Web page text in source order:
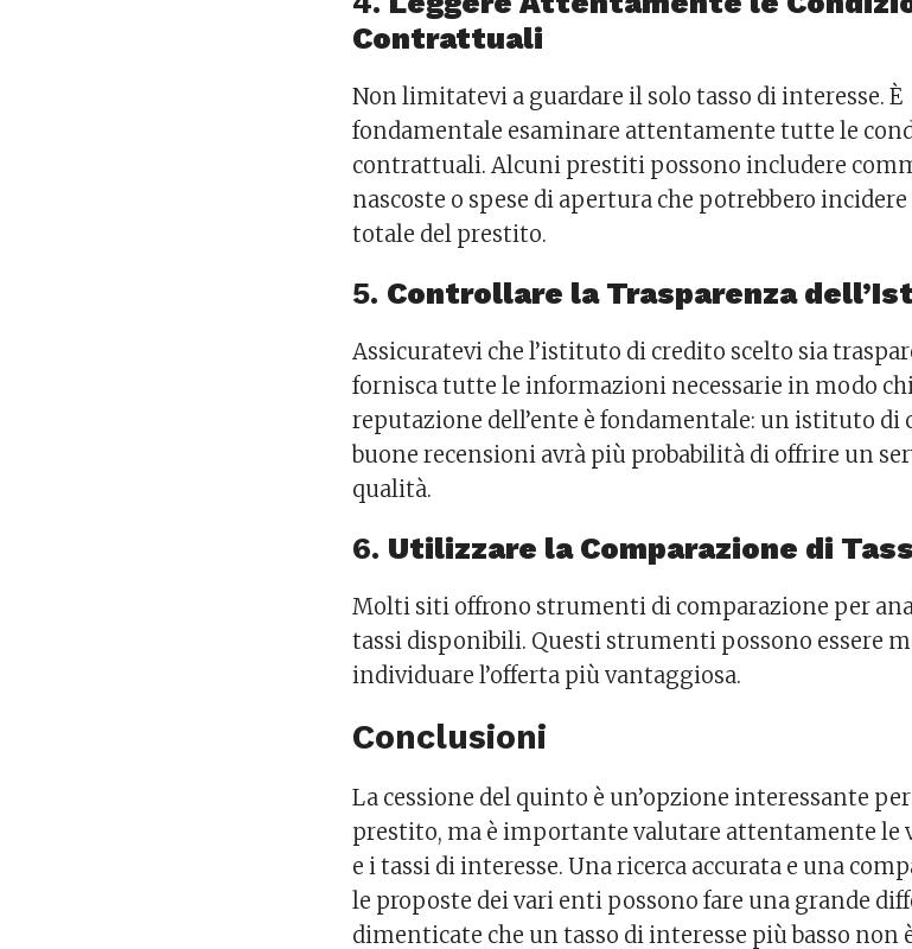
Contrattuali
Non limitatevi a guardare il solo tasso di interesse. È
fondamentale esaminare attentamente tutte le
contrattuali. Alcuni prestiti possono includere
nascoste o spese di apertura che potrebbero
totale del prestito.
5. Controllare la Trasparenza
Assicuratevi che l’istituto di credito scelto sia
fornisca tutte le informazioni necessarie in modo
reputazione dell’ente è fondamentale: un istituto di
buone recensioni avrà più probabilità di offrire un
qualità.
6. Utilizzare la Comparazione di
Molti siti offrono strumenti di comparazione per
tassi disponibili. Questi strumenti possono essere
individuare l’offerta più vantaggiosa.
Conclusioni
La cessione del quinto è un’opzione interessante
prestito, ma è importante valutare attentamente le
e i tassi di interesse. Una ricerca accurata e una
le proposte dei vari enti possono fare una grande
dimenticate che un tasso di interesse più basso non